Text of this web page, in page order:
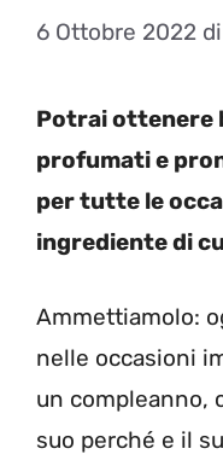
6 Ottobre 2022 di
Potrai ottenere
profumati e
per tutte le
ingrediente di
Ammettiamolo:
nelle occasioni
un compleanno,
suo perché e il